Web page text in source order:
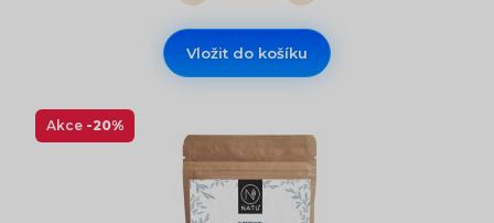
Vložit do košíku
Akce -20%